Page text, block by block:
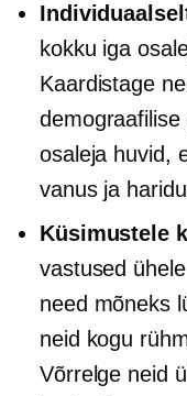
kokku iga
Kaardistage
demograafilise
osaleja huvid,
vanus ja
Küsimustele
vastused
need mõneks
neid kogu
Võrrelge neid